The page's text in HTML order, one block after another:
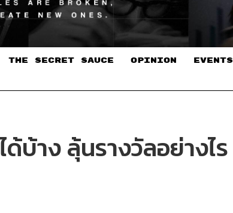
THE SECRET SAUCE​ OPINION EVENTS
บ้าง ลุ้นรางวัลอย่างไร